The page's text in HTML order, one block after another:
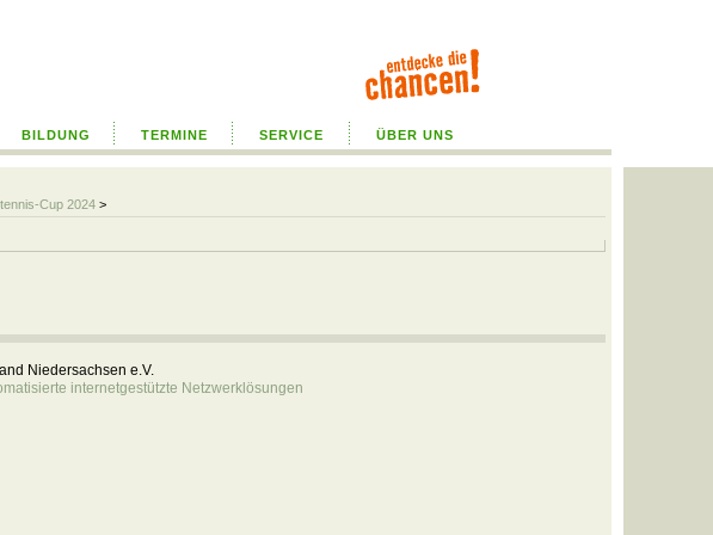
BILDUNG TERMINE SERVICE ÜBER UNS
Cup 2024 >
Niedersachsen e.V.
internetgestützte Netzwerklösungen